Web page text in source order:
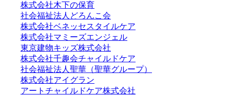
株式会社木下の保育
社会福祉法人どろんこ会
株式会社ベネッセスタイルケア
株式会社マミーズエンジェル
東京建物キッズ株式会社
株式会社千趣会チャイルドケア
社会福祉法人聖華（聖華グループ）
株式会社アイグラン
アートチャイルドケア株式会社